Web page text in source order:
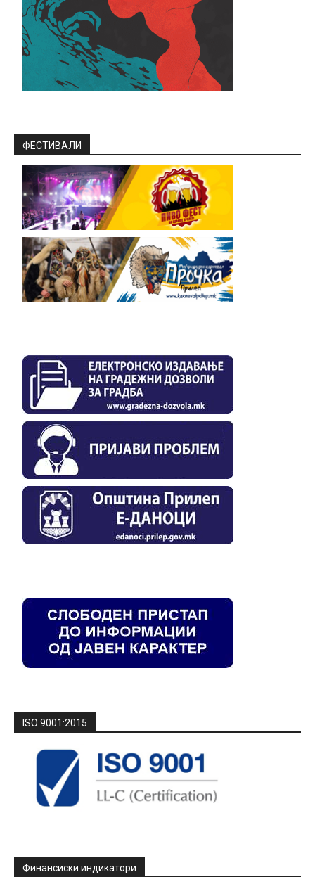
ФЕСТИВАЛИ
ISO 9001:2015
Финансиски индикатори